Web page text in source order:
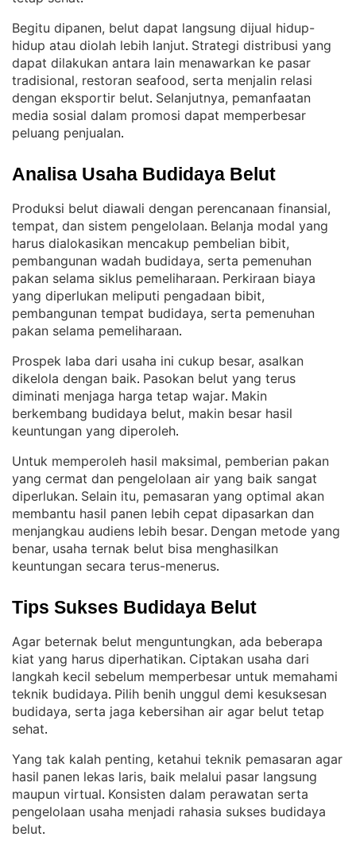
Begitu dipanen, belut dapat langsung dijual hidup-
hidup atau diolah lebih lanjut. Strategi distribusi yang
dapat dilakukan antara lain menawarkan ke pasar
tradisional, restoran seafood, serta menjalin relasi
dengan eksportir belut. Selanjutnya, pemanfaatan
media sosial dalam promosi dapat memperbesar
peluang penjualan.
Analisa Usaha Budidaya Belut
Produksi belut diawali dengan perencanaan finansial,
tempat, dan sistem pengelolaan. Belanja modal yang
harus dialokasikan mencakup pembelian bibit,
pembangunan wadah budidaya, serta pemenuhan
pakan selama siklus pemeliharaan. Perkiraan biaya
yang diperlukan meliputi pengadaan bibit,
pembangunan tempat budidaya, serta pemenuhan
pakan selama pemeliharaan.
Prospek laba dari usaha ini cukup besar, asalkan
dikelola dengan baik. Pasokan belut yang terus
diminati menjaga harga tetap wajar. Makin
berkembang budidaya belut, makin besar hasil
keuntungan yang diperoleh.
Untuk memperoleh hasil maksimal, pemberian pakan
yang cermat dan pengelolaan air yang baik sangat
diperlukan. Selain itu, pemasaran yang optimal akan
membantu hasil panen lebih cepat dipasarkan dan
menjangkau audiens lebih besar. Dengan metode yang
benar, usaha ternak belut bisa menghasilkan
keuntungan secara terus-menerus.
Tips Sukses Budidaya Belut
Agar beternak belut menguntungkan, ada beberapa
kiat yang harus diperhatikan. Ciptakan usaha dari
langkah kecil sebelum memperbesar untuk memahami
teknik budidaya. Pilih benih unggul demi kesuksesan
budidaya, serta jaga kebersihan air agar belut tetap
sehat.
Yang tak kalah penting, ketahui teknik pemasaran agar
hasil panen lekas laris, baik melalui pasar langsung
maupun virtual. Konsisten dalam perawatan serta
pengelolaan usaha menjadi rahasia sukses budidaya
belut.